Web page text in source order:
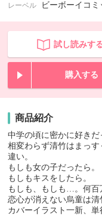
レーベル ビーボーイコ
試し読みす
購入する
商品紹介
中学の頃に密かに好きだ
相変わらず清竹はまっ
違い。
もしも女の子だったら。
もしもキスをしたら。
もしも、もしも…。何百
恋心が消えない烏童は
カバーイラスト一新、単